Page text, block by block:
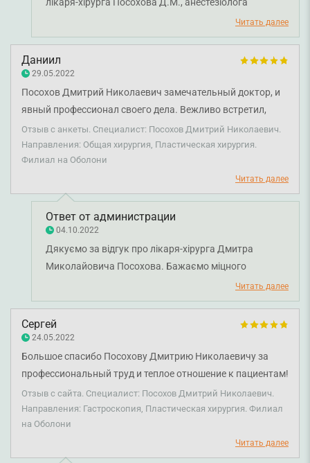
Андрюхова А.Г. та медсестер. Бажаємо вам міцного
здоров'я!
Читать далее
Даниил
29.05.2022
Посохов Дмитрий Николаевич замечательный доктор, и
явный профессионал своего дела. Вежливо встретил,
сопровождал беседой всю процедуру и максимально
качественно выполнил свою работу. Рекомендую как
специалиста в своём деле.
Отзыв с анкеты. Специалист: Посохов Дмитрий Николаевич.
Направления: Общая хирургия, Пластическая хирургия.
Филиал на Оболони
Читать далее
Ответ от администрации
04.10.2022
Дякуємо за відгук про лікаря-хірурга Дмитра
Миколайовича Посохова. Бажаємо міцного
Читать далее
Сергей
24.05.2022
Большое спасибо Посохову Дмитрию Николаевичу за
профессиональный труд и теплое отношение к пациентам!
Все объяснил, кое-что подсказал и все прошло на
приятных эмоциях. Буду рекомендовать всем своим
знакомым и пользоваться его услугами. Еще раз спасибо!
Отзыв с сайта. Специалист: Посохов Дмитрий Николаевич.
Направления: Гастроскопия, Пластическая хирургия. Филиал
на Оболони
Читать далее